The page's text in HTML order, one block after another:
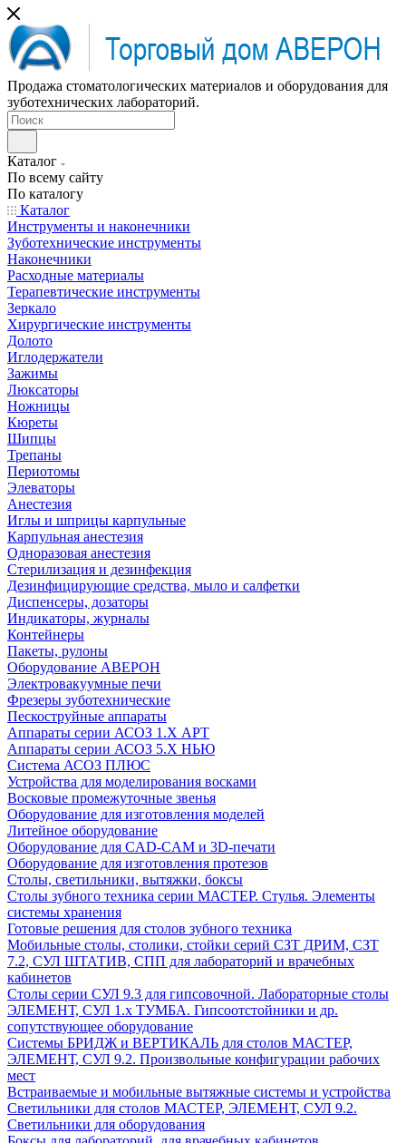
Продажа стоматологических материалов и оборудования для
зуботехнических лабораторий.
Каталог
По всему сайту
По каталогу
Каталог
Инструменты и наконечники
Зуботехнические инструменты
Наконечники
Расходные материалы
Терапевтические инструменты
Зеркало
Хирургические инструменты
Долото
Иглодержатели
Зажимы
Люксаторы
Ножницы
Кюреты
Шипцы
Трепаны
Периотомы
Элеваторы
Анестезия
Иглы и шприцы карпульные
Карпульная анестезия
Одноразовая анестезия
Стерилизация и дезинфекция
Дезинфицирующие средства, мыло и салфетки
Диспенсеры, дозаторы
Индикаторы, журналы
Контейнеры
Пакеты, рулоны
Оборудование АВЕРОН
Электровакуумные печи
Фрезеры зуботехнические
Пескоструйные аппараты
Аппараты серии АСОЗ 1.Х АРТ
Аппараты серии АСОЗ 5.Х НЬЮ
Система АСОЗ ПЛЮС
Устройства для моделирования восками
Восковые промежуточные звенья
Оборудование для изготовления моделей
Литейное оборудование
Оборудование для CAD-CAM и 3D-печати
Оборудование для изготовления протезов
Cтолы, светильники, вытяжки, боксы
Столы зубного техника серии МАСТЕР. Стулья. Элементы
системы хранения
Готовые решения для столов зубного техника
Мобильные столы, столики, стойки серий СЗТ ДРИМ, СЗТ
7.2, СУЛ ШТАТИВ, СПП для лабораторий и врачебных
кабинетов
Столы серии СУЛ 9.3 для гипсовочной. Лабораторные столы
ЭЛЕМЕНТ, СУЛ 1.х ТУМБА. Гипсоотстойники и др.
сопутствующее оборудование
Системы БРИДЖ и ВЕРТИКАЛЬ для столов МАСТЕР,
ЭЛЕМЕНТ, СУЛ 9.2. Произвольные конфигурации рабочих
мест
Встраиваемые и мобильные вытяжные системы и устройства
Светильники для столов МАСТЕР, ЭЛЕМЕНТ, СУЛ 9.2.
Светильники для оборудования